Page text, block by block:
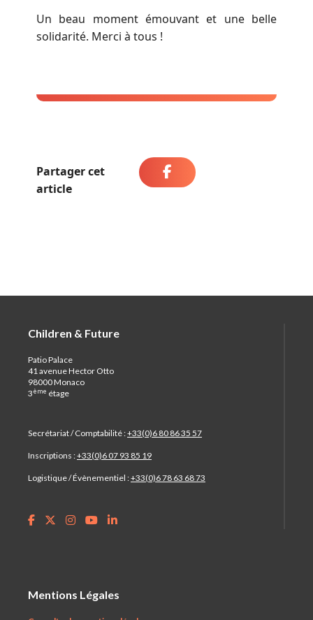
Un beau moment émouvant et une belle
solidarité. Merci à tous !
Partager cet
article
Children & Future
Patio Palace
41 avenue Hector Otto
98000 Monaco
3ème étage
Secrétariat / Comptabilité :+33(0)6 80 86 35 57
Inscriptions :+33(0)6 07 93 85 19
Logistique / Évènementiel :+33(0)6 78 63 68 73
Mentions Légales